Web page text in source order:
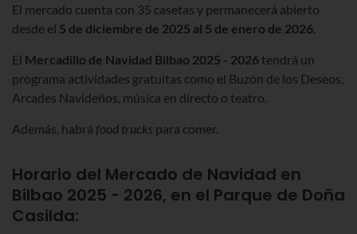
El mercado cuenta con 35 casetas y permanecerá abierto
desde el 5 de diciembre de 2025 al 5 de enero de 2026.
El Mercadillo de Navidad Bilbao 2025 - 2026 tendrá un
programa actividades gratuitas como el Buzón de los Deseos,
Arcades Navideños, música en directo o teatro.
Además, habrá food trucks para comer.
Horario del Mercado de Navidad en
Bilbao 2025 - 2026, en el Parque de Doña
Casilda: